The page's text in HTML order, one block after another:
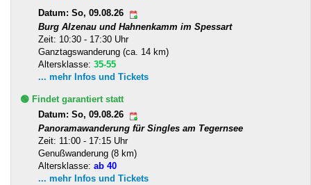
Datum: So, 09.08.26
Burg Alzenau und Hahnenkamm im Spessart
Zeit: 10:30 - 17:30 Uhr
Ganztagswanderung (ca. 14 km)
Altersklasse: 35-55
... mehr Infos und Tickets
🟢 Findet garantiert statt
Datum: So, 09.08.26
Panoramawanderung für Singles am Tegernsee
Zeit: 11:00 - 17:15 Uhr
Genußwanderung (8 km)
Altersklasse: ab 40
... mehr Infos und Tickets